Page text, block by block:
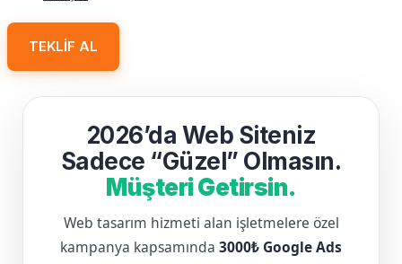
TEKLIF AL
2026’da Web Siteniz
Sadece “Güzel” Olmasın.
Müşteri Getirsin.
Web tasarım hizmeti alan işletmelere özel
kampanya kapsamında 3000₺ Google Ads